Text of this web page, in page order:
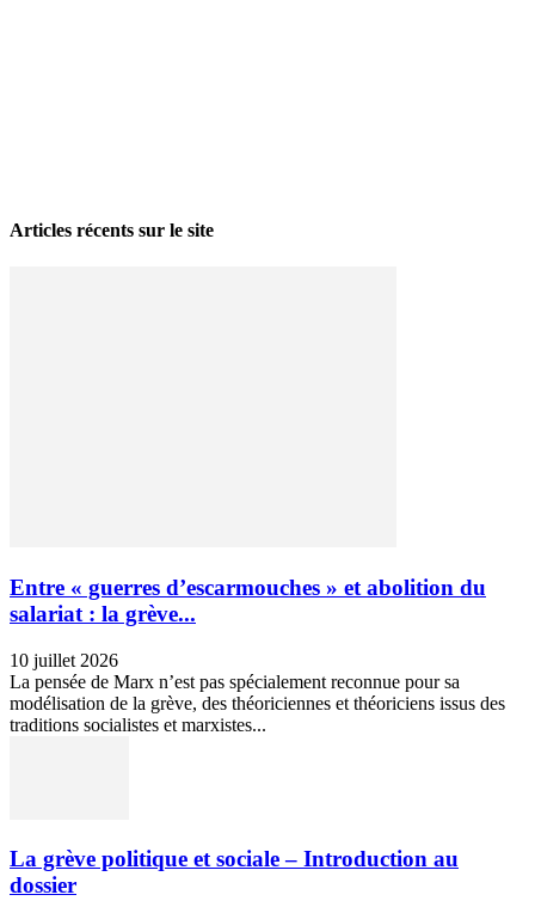
Articles récents sur le site
Entre « guerres d’escarmouches » et abolition du
salariat : la grève...
10 juillet 2026
La pensée de Marx n’est pas spécialement reconnue pour sa
modélisation de la grève, des théoriciennes et théoriciens issus des
traditions socialistes et marxistes...
La grève politique et sociale – Introduction au
dossier